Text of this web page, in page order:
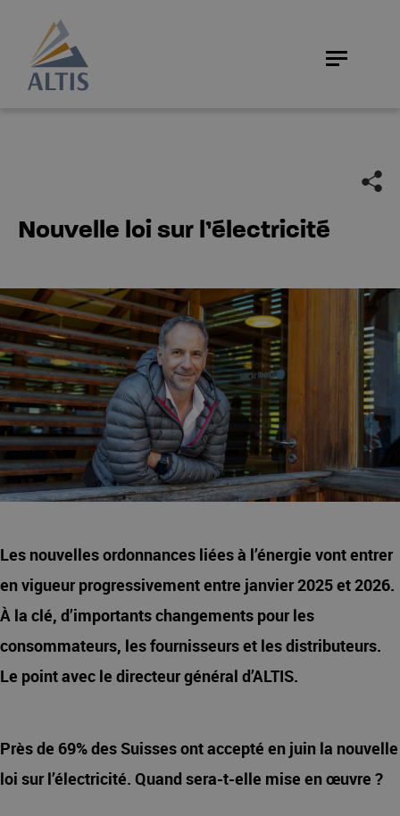
Nouvelle loi sur l’électricité
Les nouvelles ordonnances liées à l’énergie vont entrer
en vigueur progressivement entre janvier 2025 et 2026.
À la clé, d’importants changements pour les
consommateurs, les fournisseurs et les distributeurs.
Le point avec le directeur général d’ALTIS.
Près de 69% des Suisses ont accepté en juin la nouvelle
loi sur l’électricité. Quand sera-t-elle mise en œuvre ?